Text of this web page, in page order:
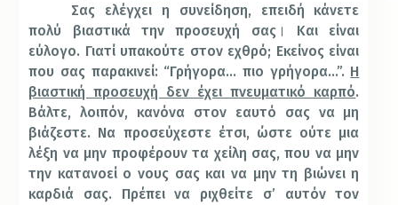
Σας ελέγχει η συνείδηση, επειδή κάνετε
πολύ βιαστικά την προσευχή σας।
Και είναι
εύλογο. Γιατί υπακούτε στον εχθρό; Εκείνος είναι
που σας παρακινεί: “Γρήγορα… πιο γρήγορα…”. Η
βιαστική προσευχή δεν έχει πνευματικό καρπό.
Βάλτε, λοιπόν, κανόνα στον εαυτό σας να μη
βιάζεστε. Να προσεύχεστε έτσι, ώστε ούτε μια
λέξη να μην προφέρουν τα χείλη σας, που να μην
την κατανοεί ο νους σας και να μην τη βιώνει η
καρδιά σας. Πρέπει να ριχθείτε σ’ αυτόν τον